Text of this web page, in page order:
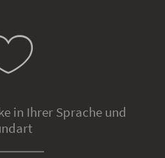
in Ihrer Sprache und